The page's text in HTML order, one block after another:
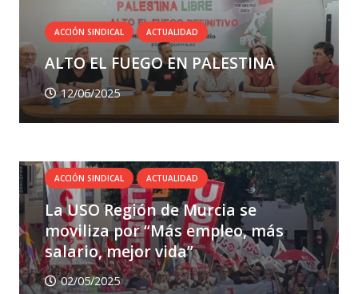
ACCIÓN SINDICAL ACTUALIDAD
ALTO EL FUEGO EN PALESTINA
12/06/2025
ACCIÓN SINDICAL ACTUALIDAD
La USO Región de Murcia se
moviliza por “Más empleo, más
salario, mejor vida”
02/05/2025